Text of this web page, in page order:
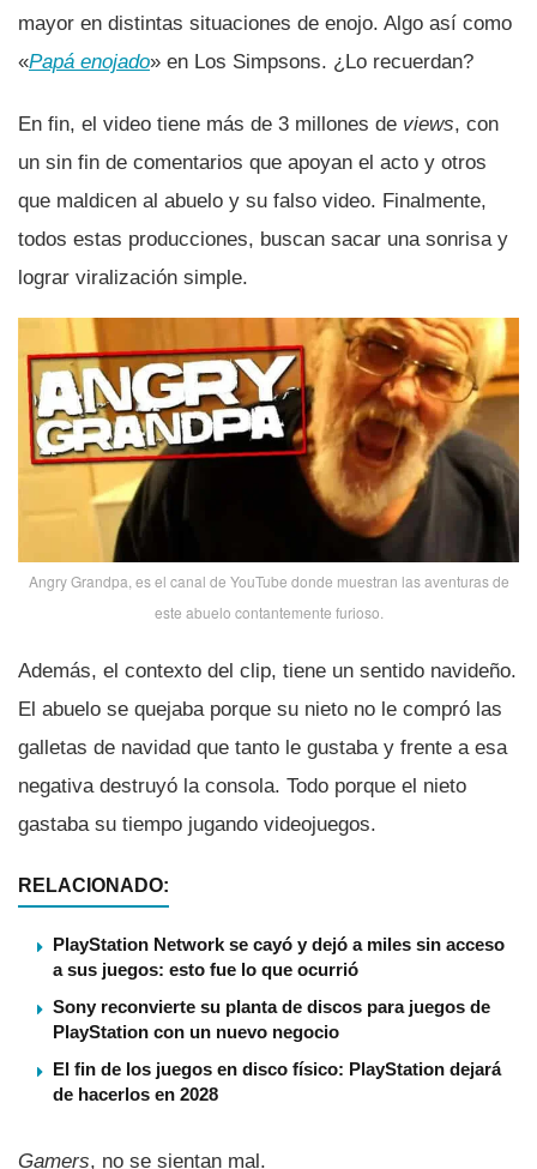
mayor en distintas situaciones de enojo. Algo así­ como
«Papá enojado» en Los Simpsons. ¿Lo recuerdan?
En fin, el video tiene más de 3 millones de views, con
un sin fin de comentarios que apoyan el acto y otros
que maldicen al abuelo y su falso video. Finalmente,
todos estas producciones, buscan sacar una sonrisa y
lograr viralización simple.
Angry Grandpa, es el canal de YouTube donde muestran las aventuras de
este abuelo contantemente furioso.
Además, el contexto del clip, tiene un sentido navideño.
El abuelo se quejaba porque su nieto no le compró las
galletas de navidad que tanto le gustaba y frente a esa
negativa destruyó la consola. Todo porque el nieto
gastaba su tiempo jugando videojuegos.
RELACIONADO:
PlayStation Network se cayó y dejó a miles sin acceso
a sus juegos: esto fue lo que ocurrió
Sony reconvierte su planta de discos para juegos de
PlayStation con un nuevo negocio
El fin de los juegos en disco físico: PlayStation dejará
de hacerlos en 2028
Gamers, no se sientan mal.